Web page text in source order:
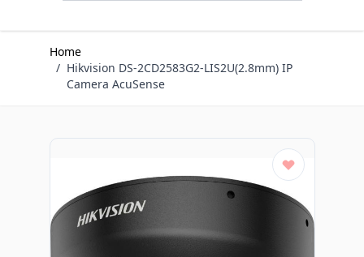
Home
/ Hikvision DS-2CD2583G2-LIS2U(2.8mm) IP
Camera AcuSense